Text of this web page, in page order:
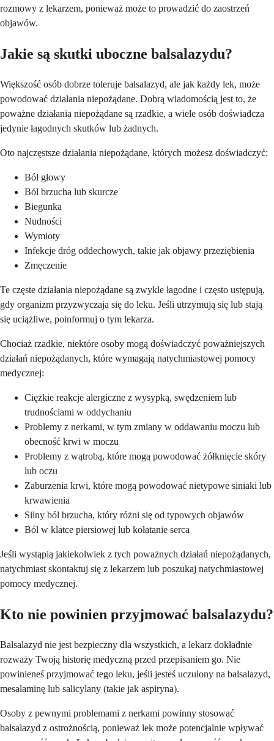
rozmowy z lekarzem, ponieważ może to prowadzić do zaostrzeń
objawów.
Jakie są skutki uboczne balsalazydu?
Większość osób dobrze toleruje balsalazyd, ale jak każdy lek, może
powodować działania niepożądane. Dobrą wiadomością jest to, że
poważne działania niepożądane są rzadkie, a wiele osób doświadcza
jedynie łagodnych skutków lub żadnych.
Oto najczęstsze działania niepożądane, których możesz doświadczyć:
Ból głowy
Ból brzucha lub skurcze
Biegunka
Nudności
Wymioty
Infekcje dróg oddechowych, takie jak objawy przeziębienia
Zmęczenie
Te częste działania niepożądane są zwykle łagodne i często ustępują,
gdy organizm przyzwyczaja się do leku. Jeśli utrzymują się lub stają
się uciążliwe, poinformuj o tym lekarza.
Chociaż rzadkie, niektóre osoby mogą doświadczyć poważniejszych
działań niepożądanych, które wymagają natychmiastowej pomocy
medycznej:
Ciężkie reakcje alergiczne z wysypką, swędzeniem lub
trudnościami w oddychaniu
Problemy z nerkami, w tym zmiany w oddawaniu moczu lub
obecność krwi w moczu
Problemy z wątrobą, które mogą powodować żółknięcie skóry
lub oczu
Zaburzenia krwi, które mogą powodować nietypowe siniaki lub
krwawienia
Silny ból brzucha, który różni się od typowych objawów
Ból w klatce piersiowej lub kołatanie serca
Jeśli wystąpią jakiekolwiek z tych poważnych działań niepożądanych,
natychmiast skontaktuj się z lekarzem lub poszukaj natychmiastowej
pomocy medycznej.
Kto nie powinien przyjmować balsalazydu?
Balsalazyd nie jest bezpieczny dla wszystkich, a lekarz dokładnie
rozważy Twoją historię medyczną przed przepisaniem go. Nie
powinieneś przyjmować tego leku, jeśli jesteś uczulony na balsalazyd,
mesalaminę lub salicylany (takie jak aspiryna).
Osoby z pewnymi problemami z nerkami powinny stosować
balsalazyd z ostrożnością, ponieważ lek może potencjalnie wpływać